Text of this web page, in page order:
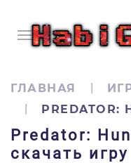
ГЛАВНАЯ
PREDATOR:
Predator:
скачать